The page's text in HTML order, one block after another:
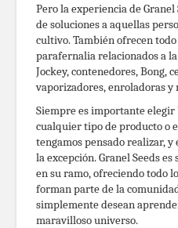
Pero la experiencia de
de soluciones a aquellas
cultivo. También ofrecen
parafernalia relacionados a
Jockey, contenedores, Bong,
vaporizadores, enroladoras y
Siempre es importante
cualquier tipo de producto o
tengamos pensado realizar, y
la excepción. Granel Seeds
en su ramo, ofreciendo todo
forman parte de la
simplemente desean
maravilloso universo.